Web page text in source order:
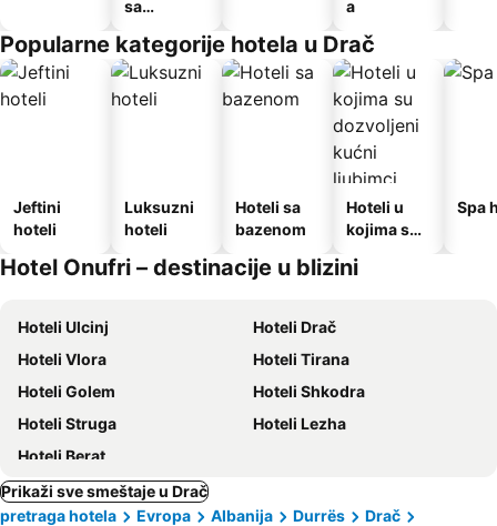
sa
a
Popularne kategorije hotela u Drač
Jeftini
hoteli
Luksuzni
hoteli
Hoteli sa
bazenom
Hoteli u
kojima su
kućni
Spa
Hotel Onufri – destinacije u blizini
Hoteli Ulcinj
Hoteli Drač
Hoteli Vlora
Hoteli Tirana
Hoteli Golem
Hoteli Shkodra
Hoteli Struga
Hoteli Lezha
Hoteli Berat
Prikaži sve smeštaje u Drač
pretraga hotela
Evropa Albanija Durrës
Drač